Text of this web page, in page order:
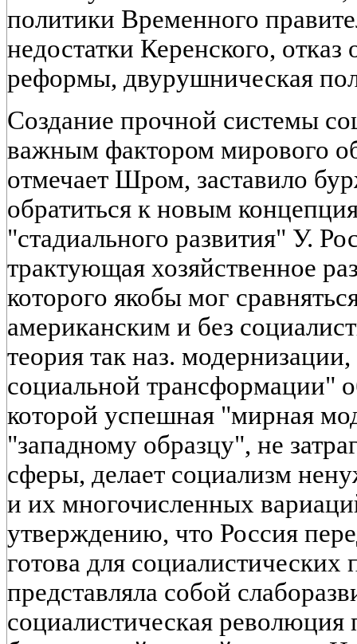
политики Временного
недостатки Керенского,
реформы, двурушническая
Создание прочной системы
важным фактором мирового
отмечает Шром, заставило
обратиться к новым
"стадиального развития" У.
трактующая хозяйственное
которого якобы мог
американским и без
теория так наз.
социальной трансформации"
которой успешная "мирная
"западному образцу", не
сферы, делает социализм
и их многочисленных
утверждению, что Россия
готова для социалистических
представляла собой
социалистическая